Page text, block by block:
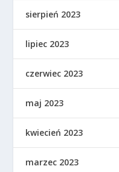
sierpień 2023
lipiec 2023
czerwiec 2023
maj 2023
kwiecień 2023
marzec 2023